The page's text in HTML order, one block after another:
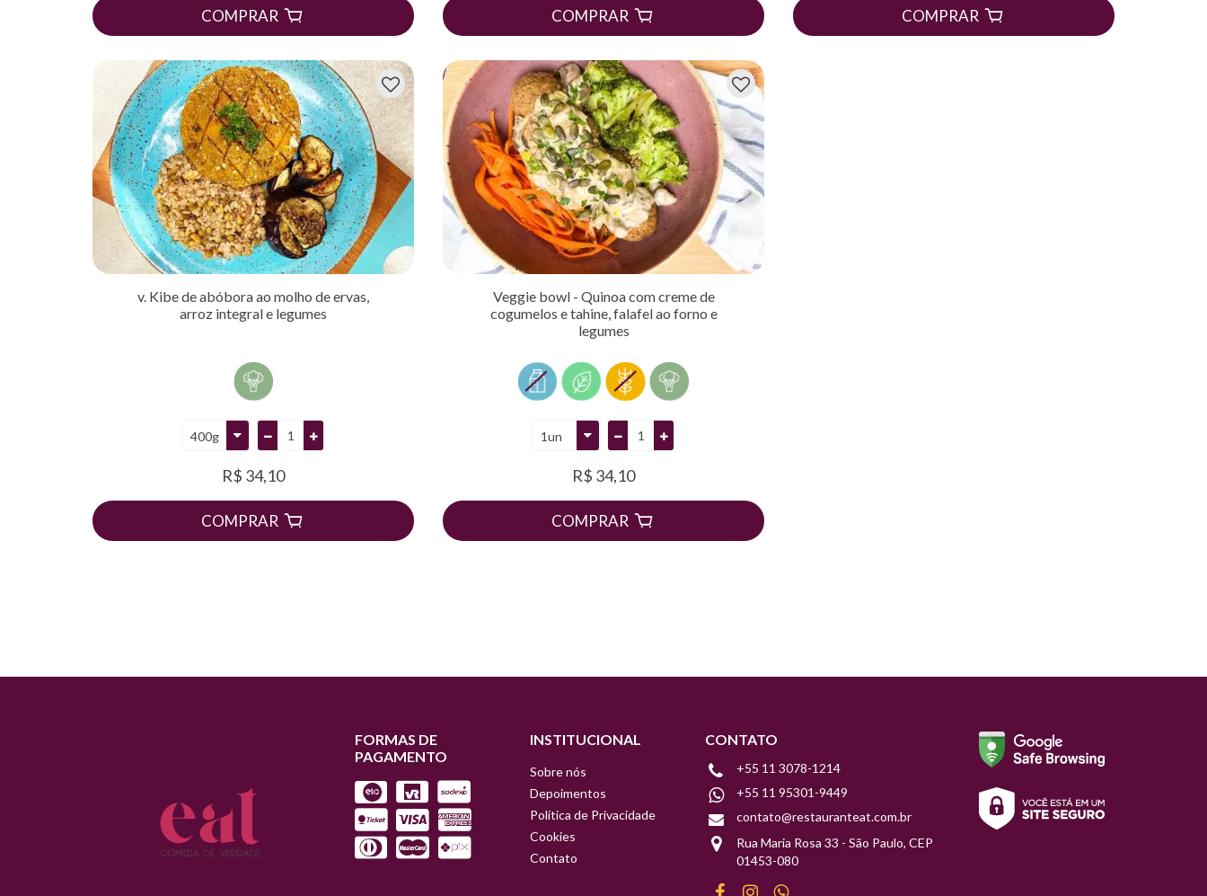
COMPRAR COMPRAR COMPRAR
v. Kibe de abóbora ao molho de ervas,
arroz integral e legumes
R$ 34,10
COMPRAR
Veggie bowl - Quinoa com creme de
cogumelos e tahine, falafel ao forno e
legumes
R$ 34,10
COMPRAR
FORMAS DE
PAGAMENTO
INSTITUCIONAL
Sobre nós
Depoimentos
Política de Privacidade
Cookies
Contato
CONTATO
+55 11 3078-1214
+55 11 95301-9449
contato@restauranteat.com.br
Rua Maria Rosa 33 - São Paulo, CEP
01453-080
FacebookInstagramWhatsApp